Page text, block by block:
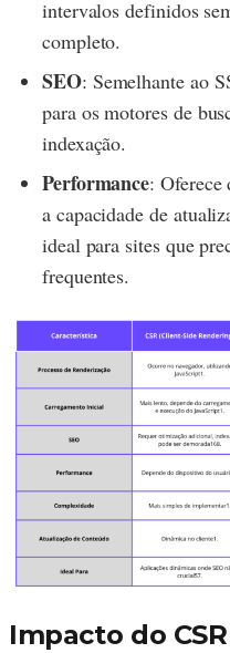
intervalos definidos
completo.
SEO: Semelhante ao
para os motores de
indexação.
Performance: Oferece
a capacidade de
ideal para sites que
frequentes.
Impacto do CSR